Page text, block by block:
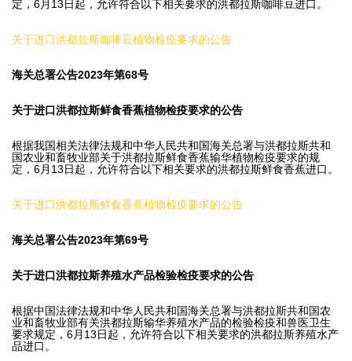
定，6月13日起，允许符合以下相关要求的洪都拉斯咖啡豆进口。
关于进口洪都拉斯咖啡豆植物检疫要求的公告
海关总署公告2023年第68号
关于进口洪都拉斯鲜食香蕉植物检疫要求的公告
根据我国相关法律法规和中华人民共和国海关总署与洪都拉斯共和
国农业和畜牧业部关于洪都拉斯鲜食香蕉输华植物检疫要求的规
定，6月13日起，允许符合以下相关要求的洪都拉斯鲜食香蕉进口。
关于进口洪都拉斯鲜食香蕉植物检疫要求的公告
海关总署公告2023年第69号
关于进口洪都拉斯养殖水产品检验检疫要求的公告
根据中国法律法规和中华人民共和国海关总署与洪都拉斯共和国农
业和畜牧业部有关洪都拉斯输华养殖水产品的检验检疫和兽医卫生
要求规定，6月13日起，允许符合以下相关要求的洪都拉斯养殖水产
品进口。